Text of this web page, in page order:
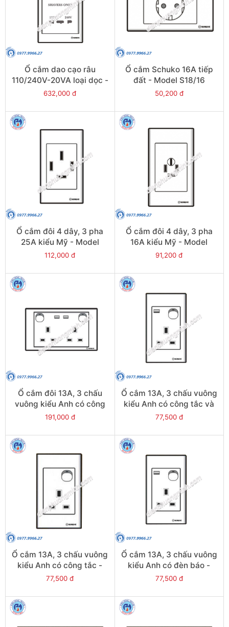
Ổ cắm dao cạo râu
110/240V-20VA loại dọc -
Model S18/2727V
632,000 đ
Ổ cắm Schuko 16A tiếp
đất - Model S18/16
50,200 đ
Ổ cắm đôi 4 dây, 3 pha
25A kiểu Mỹ - Model
S18HD425
112,000 đ
Ổ cắm đôi 4 dây, 3 pha
16A kiểu Mỹ - Model
S18HD416
91,200 đ
Ổ cắm đôi 13A, 3 chấu
vuông kiểu Anh có công
tắc và đèn báo - Model
191,000 đ
Ổ cắm 13A, 3 chấu vuông
kiểu Anh có công tắc và
đèn báo - Model S1813SN
77,500 đ
Ổ cắm 13A, 3 chấu vuông
kiểu Anh có công tắc -
Model S1813S
77,500 đ
Ổ cắm 13A, 3 chấu vuông
kiểu Anh có đèn báo -
Model S1813N
77,500 đ